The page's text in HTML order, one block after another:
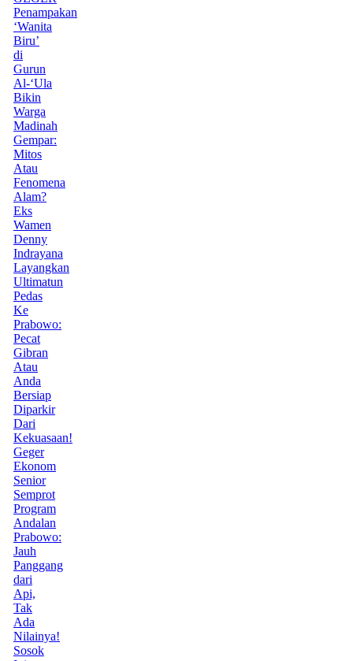
Penampakan
‘Wanita
Biru’
di
Gurun
Al-‘Ula
Bikin
Warga
Madinah
Gempar:
Mitos
Atau
Fenomena
Alam?
Eks
Wamen
Denny
Indrayana
Layangkan
Ultimatun
Pedas
Ke
Prabowo:
Pecat
Gibran
Atau
Anda
Bersiap
Diparkir
Dari
Kekuasaan!
Geger
Ekonom
Senior
Semprot
Program
Andalan
Prabowo:
Jauh
Panggang
dari
Api,
Tak
Ada
Nilainya!
Sosok